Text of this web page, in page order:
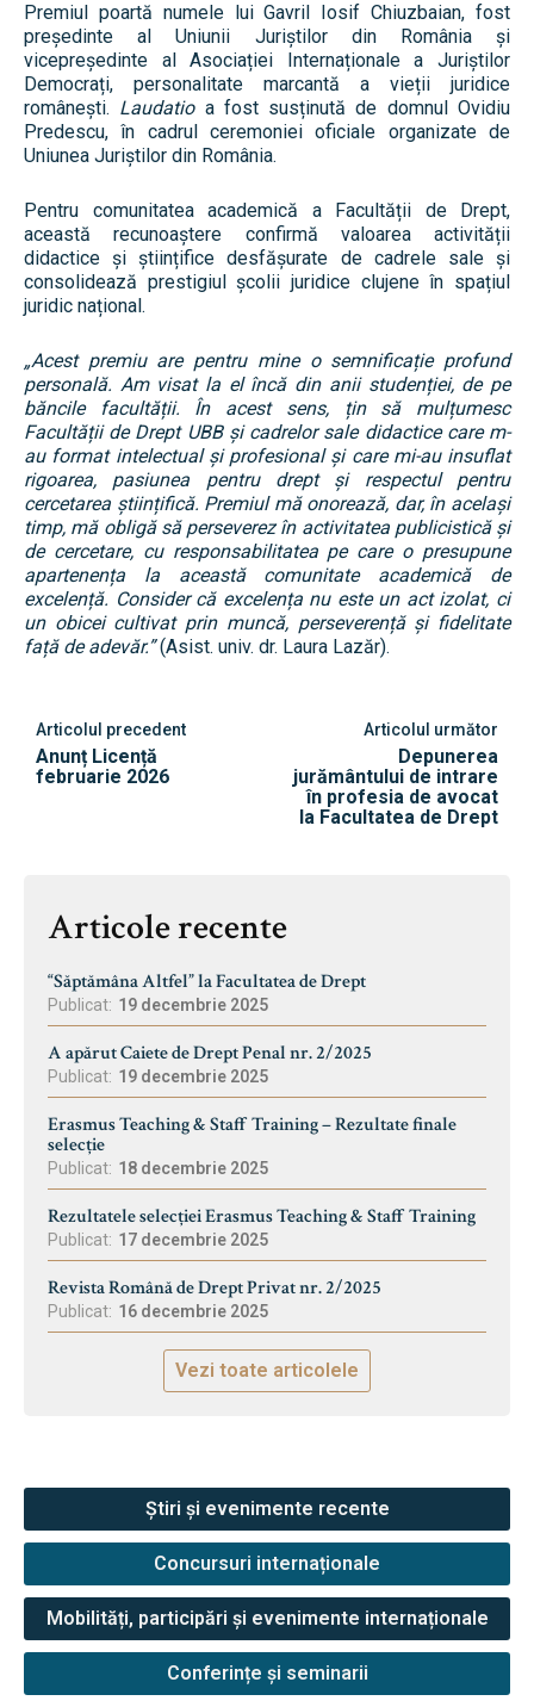
Premiul poartă numele lui Gavril Iosif Chiuzbaian, fost
președinte al Uniunii Juriștilor din România și
vicepreședinte al Asociației Internaționale a Juriștilor
Democrați, personalitate marcantă a vieții juridice
românești. Laudatioa fost susținută de domnul Ovidiu
Predescu, în cadrul ceremoniei oficiale organizate de
Uniunea Juriștilor din România.
Pentru comunitatea academică a Facultății de Drept,
această recunoaștere confirmă valoarea activității
didactice și științifice desfășurate de cadrele sale și
consolidează prestigiul școlii juridice clujene în spațiul
juridic național.
„Acest premiu are pentru mine o semnificație profund
personală. Am visat la el încă din anii studenției, de pe
băncile facultății. În acest sens, țin să mulțumesc
Facultății de Drept UBB și cadrelor sale didactice care m-
au format intelectual și profesional și care mi-au insuflat
rigoarea, pasiunea pentru drept și respectul pentru
cercetarea științifică. Premiul mă onorează, dar, în același
timp, mă obligă să perseverez în activitatea publicistică și
de cercetare, cu responsabilitatea pe care o presupune
apartenența la această comunitate academică de
excelență. Consider că excelența nu este un act izolat, ci
un obicei cultivat prin muncă, perseverență și fidelitate
față de adevăr.”(Asist. univ. dr. Laura Lazăr).
Articolul precedent
Anunț Licență
februarie 2026
Articolul următor
Depunerea
jurământului de intrare
în profesia de avocat
la Facultatea de Drept
Articole recente
“Săptămâna Altfel” la Facultatea de Drept
Publicat: 19 decembrie 2025
A apărut Caiete de Drept Penal nr. 2/2025
Publicat: 19 decembrie 2025
Erasmus Teaching & Staff Training – Rezultate finale
selecție
Publicat: 18 decembrie 2025
Rezultatele selecției Erasmus Teaching & Staff Training
Publicat: 17 decembrie 2025
Revista Română de Drept Privat nr. 2/2025
Publicat: 16 decembrie 2025
Vezi toate articolele
Știri și evenimente recente
Concursuri internaționale
Mobilități, participări și evenimente internaționale
Conferințe și seminarii